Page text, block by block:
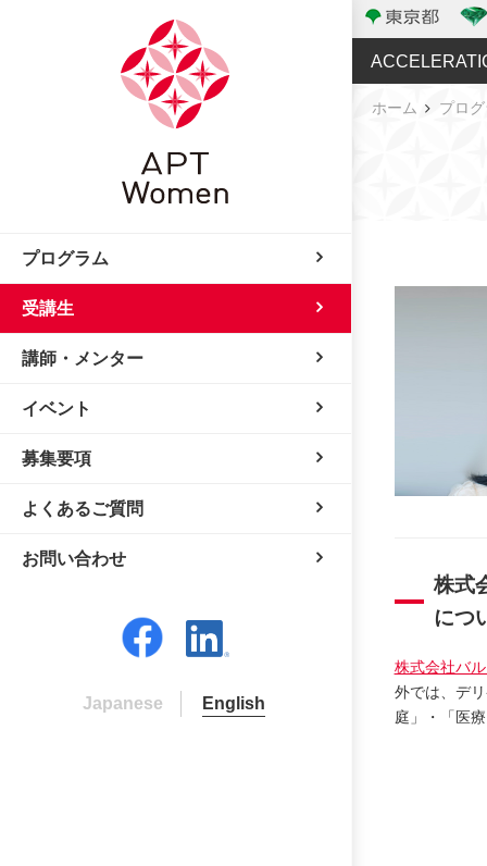
ホーム プロ
株式
につ
株式会社バ
外では、デ
庭」・「医
プログラム
受講生
講師・メンター
イベント
募集要項
よくあるご質問
お問い合わせ
Japanese English